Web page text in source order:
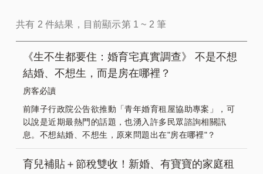
共有 2 件結果，目前顯示第 1 ~ 2 筆
《生不生都要住：婚育宅真實調查》 不是不想
結婚、不想生，而是房在哪裡？
房客必讀
前陣子行政院公告欲推動「青年婚育租屋協助專案」，可
以說是近期最熱門的話題，也湧入許多民眾諮詢相關訊
息。不想結婚、不想生，原來問題出在"房在哪裡"？
育兒補貼＋節稅雙收！新婚、有寶寶的家庭租